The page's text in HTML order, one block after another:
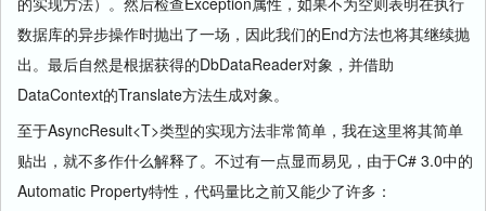
数据库的异步操作时抛出了一场，因此我们的End方法也将其继续抛
出。最后自然是根据获得的DbDataReader对象，并借助
DataContext的Translate方法生成对象。
至于AsyncResult<T>类型的实现方法非常简单，我在这里将其简单
贴出，就不多作什么解释了。不过有一点显而易见，由于C# 3.0中的
Automatic Property特性，代码量比之前又能少了许多：